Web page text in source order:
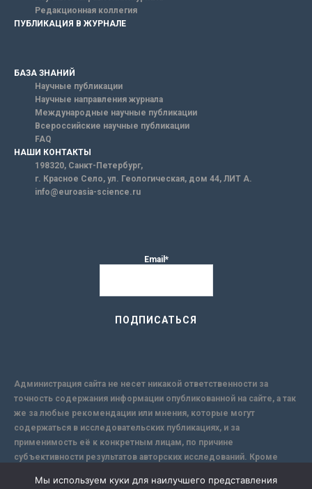
Редакционная коллегия
ПУБЛИКАЦИЯ В ЖУРНАЛЕ
БАЗА ЗНАНИЙ
Научные публикации
Научные направления журнала
Международные научные публикации
Всероссийские научные публикации
FAQ
НАШИ КОНТАКТЫ
198320, Санкт-Петербург,
г. Красное Село, ул. Геологическая, дом 44, ЛИТ А.
info@euroasia-science.ru
Email*
Администрация сайта не несет никакой ответственности за
точность содержания информации опубликованной на сайте, а так
же за любые рекомендации или мнения, которые могут
содержаться в исследовательских публикациях, и за
применимость её к конкретным лицам, по причине
субъективности результатов авторских исследований. Кроме
надежной защиты информации, Сайт не несет ответственности за
Мы используем куки для наилучшего представления